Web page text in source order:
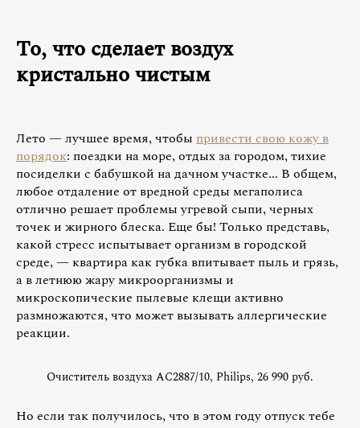
То, что сделает воздух
кристально чистым
Лето — лучшее время, чтобы привести свою кожу в
порядок: поездки на море, отдых за городом, тихие
посиделки с бабушкой на дачном участке... В общем,
любое отдаление от вредной среды мегаполиса
отлично решает проблемы угревой сыпи, черных
точек и жирного блеска. Еще бы! Только представь,
какой стресс испытывает организм в городской
среде, — квартира как губка впитывает пыль и грязь,
а в летнюю жару микроорганизмы и
микроскопические пылевые клещи активно
размножаются, что может вызывать аллергические
реакции.
Очиститель воздуха AC2887/10, Philips, 26 990 руб.
Но если так получилось, что в этом году отпуск тебе